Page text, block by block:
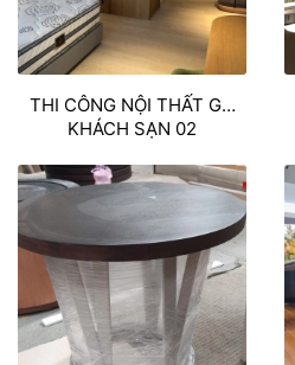
THI CÔNG NỘI THẤT GỖ
KHÁCH SẠN 02